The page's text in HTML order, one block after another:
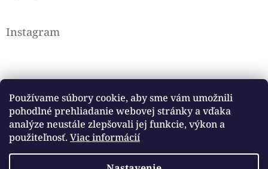
Používame súbory cookie, aby sme vám umožnili
pohodlné prehliadanie webovej stránky a vďaka
analýze neustále zlepšovali jej funkcie, výkon a
použiteľnosť. Viac informácií
Instagram
Sledovať na Instagrame
Facebook